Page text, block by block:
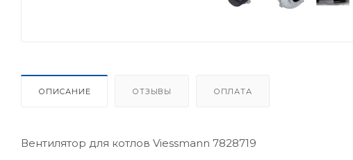
ОПИСАНИЕ ОТЗЫВЫ ОПЛАТА
Вентилятор для котлов Viessmann 7828719